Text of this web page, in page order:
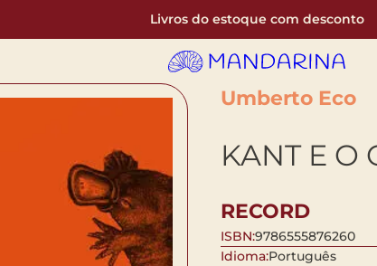
Livros do estoque com desconto
Umberto Eco
KANT E O
RECORD
ISBN:9786555876260
Idioma:Português